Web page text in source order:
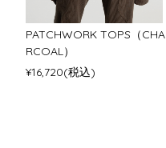
PATCHWORK TOPS（CHA
RCOAL）
¥16,720(税込)